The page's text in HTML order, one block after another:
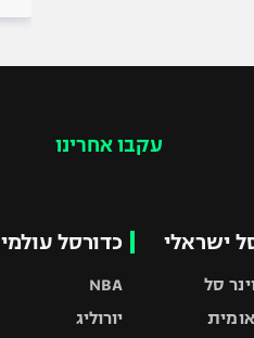
עקבו אחרינו
ישראלי
סל
כדורסל עולמי
NBA
יורוליג